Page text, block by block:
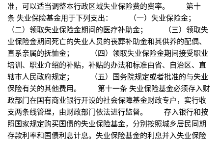
准，可以适当调整本行政区域失业保险费的费率。 第十
条 失业保险基金用于下列支出： （一）失业保险金；
（二）领取失业保险金期间的医疗补助金； （三）领取失
业保险金期间死亡的失业人员的丧葬补助金和其供养的配偶、
直系亲属的抚恤金； （四）领取失业保险金期间接受职业
培训、职业介绍的补贴，补贴的办法和标准由省、自治区、直
辖市人民政府规定； （五）国务院规定或者批准的与失业
保险有关的其他费用。 第十一条 失业保险基金必须存入财
政部门在国有商业银行开设的社会保障基金财政专户，实行收
支两条线管理，由财政部门依法进行监督。 存入银行和按
照国家规定购买国债的失业保险基金，分别按照城乡居民同期
存款利率和国债利息计息。失业保险基金的利息并入失业保险